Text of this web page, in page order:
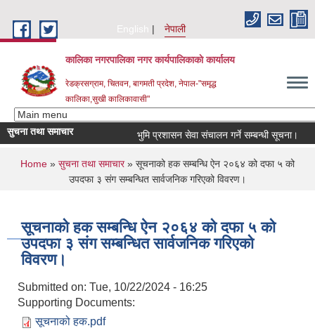
English
नेपाली
कालिका नगरपालिका नगर कार्यपालिकाकाे कार्यालय
रेडक्रसग्राम, चितवन, बागमती प्रदेश, नेपाल-"समृद्ध
कालिका,सुखी कालिकावासी"
सुचना तथा समाचार भुमि प्रशासन सेवा संचालन गर्ने सम्बन्धी सूचना।
You are here
Home » सुचना तथा समाचार» सूचनाको हक सम्बन्धि ऐन २०६४ को दफा ५ को
उपदफा ३ संग सम्बन्धित सार्वजनिक गरिएको विवरण।
सूचनाको हक सम्बन्धि ऐन २०६४ को दफा ५ को
उपदफा ३ संग सम्बन्धित सार्वजनिक गरिएको
विवरण।
Submitted on: Tue, 10/22/2024 - 16:25
Supporting Documents:
सूचनाको हक.pdf